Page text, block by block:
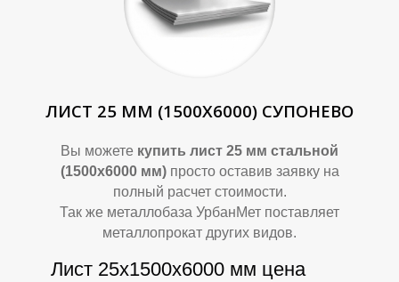
ЛИСТ 25 ММ (1500Х6000) СУПОНЕВО
Вы можете купить лист 25 мм стальной
(1500х6000 мм) просто оставив заявку на
полный расчет стоимости.
Так же металлобаза УрбанМет поставляет
металлопрокат других видов.
Лист 25х1500х6000 мм цена